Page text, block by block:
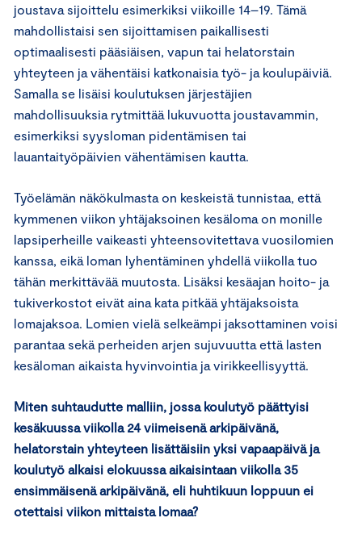
joustava sijoittelu esimerkiksi viikoille 14–19. Tämä
mahdollistaisi sen sijoittamisen paikallisesti
optimaalisesti pääsiäisen, vapun tai helatorstain
yhteyteen ja vähentäisi katkonaisia työ- ja koulupäiviä.
Samalla se lisäisi koulutuksen järjestäjien
mahdollisuuksia rytmittää lukuvuotta joustavammin,
esimerkiksi syysloman pidentämisen tai
lauantaityöpäivien vähentämisen kautta.
Työelämän näkökulmasta on keskeistä tunnistaa, että
kymmenen viikon yhtäjaksoinen kesäloma on monille
lapsiperheille vaikeasti yhteensovitettava vuosilomien
kanssa, eikä loman lyhentäminen yhdellä viikolla tuo
tähän merkittävää muutosta. Lisäksi kesäajan hoito- ja
tukiverkostot eivät aina kata pitkää yhtäjaksoista
lomajaksoa. Lomien vielä selkeämpi jaksottaminen voisi
parantaa sekä perheiden arjen sujuvuutta että lasten
kesäloman aikaista hyvinvointia ja virikkeellisyyttä.
Miten suhtaudutte malliin, jossa koulutyö päättyisi
kesäkuussa viikolla 24 viimeisenä arkipäivänä,
helatorstain yhteyteen lisättäisiin yksi vapaapäivä ja
koulutyö alkaisi elokuussa aikaisintaan viikolla 35
ensimmäisenä arkipäivänä, eli huhtikuun loppuun ei
otettaisi viikon mittaista lomaa?